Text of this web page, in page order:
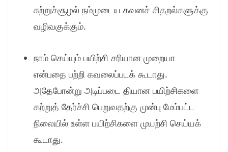
சுற்றுச்சூழல் நம்முடைய கவனச் சிதறல்களுக்கு
வழிவகுக்கும்.
நாம் செய்யும் பயிற்சி சரியான முறையா
என்பதை பற்றி கவலைப்படக் கூடாது.
அதேபோன்று அடிப்படை தியான பயிற்சிகளை
கற்றுத் தேர்ச்சி பெறுவதற்கு முன்பு மேம்பட்ட
நிலையில் உள்ள பயிற்சிகளை முயற்சி செய்யக்
கூடாது.